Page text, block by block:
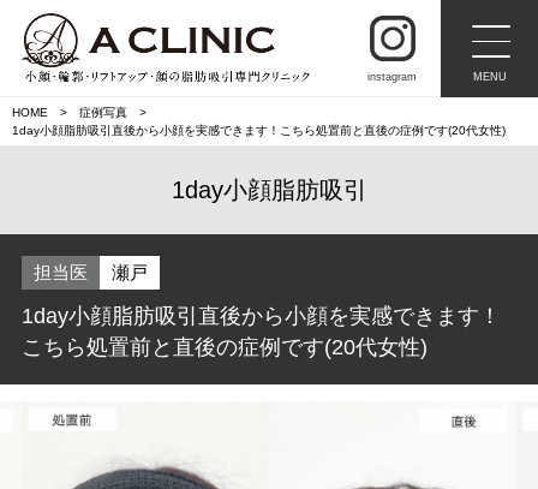
instagram MENU
HOME
症例写真
1day小顔脂肪吸引直後から小顔を実感できます！こちら処置前と直後の症例です(20代女性)
1day小顔脂肪吸引
担当医 瀬戸
1day小顔脂肪吸引直後から小顔を実感できます！
こちら処置前と直後の症例です(20代女性)